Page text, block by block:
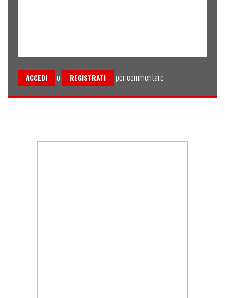
ACCEDI o REGISTRATI per commentare